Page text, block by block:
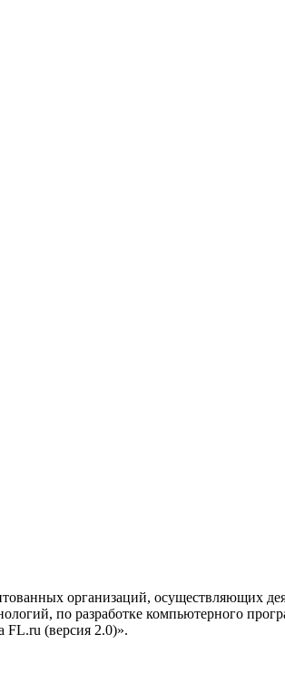
организаций, осуществляющих
по разработке компьютерного
(версия 2.0)».